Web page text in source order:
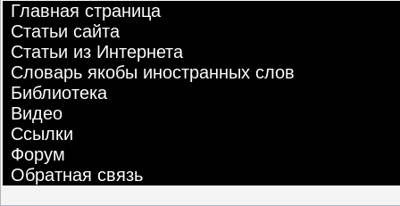
Главная страница
Статьи сайта
Статьи из Интернета
Словарь якобы иностранных слов
Библиотека
Видео
Ссылки
Форум
Обратная связь